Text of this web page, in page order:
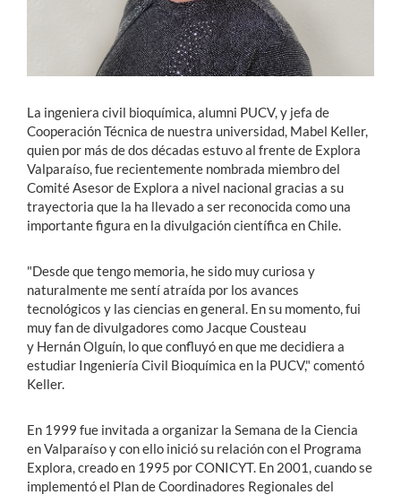
La ingeniera civil bioquímica, alumni PUCV, y jefa de
Cooperación Técnica de nuestra universidad, Mabel Keller,
quien por más de dos décadas estuvo al frente de Explora
Valparaíso, fue recientemente nombrada miembro del
Comité Asesor de Explora a nivel nacional gracias a su
trayectoria que la ha llevado a ser reconocida como una
importante figura en la divulgación científica en Chile.
"Desde que tengo memoria, he sido muy curiosa y
naturalmente me sentí atraída por los avances
tecnológicos y las ciencias en general. En su momento, fui
muy fan de divulgadores como Jacque Cousteau
y Hernán Olguín, lo que confluyó en que me decidiera a
estudiar Ingeniería Civil Bioquímica en la PUCV," comentó
Keller.
En 1999 fue invitada a organizar la Semana de la Ciencia
en Valparaíso y con ello inició su relación con el Programa
Explora, creado en 1995 por CONICYT. En 2001, cuando se
implementó el Plan de Coordinadores Regionales del